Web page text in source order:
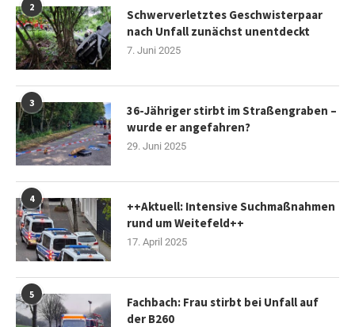
2
Schwerverletztes Geschwisterpaar
nach Unfall zunächst unentdeckt
7. Juni 2025
3
36-Jähriger stirbt im Straßengraben –
wurde er angefahren?
29. Juni 2025
4
++Aktuell: Intensive Suchmaßnahmen
rund um Weitefeld++
17. April 2025
5
Fachbach: Frau stirbt bei Unfall auf
der B260